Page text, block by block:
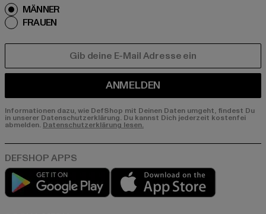
MÄNNER
FRAUEN
ANMELDEN
Informationen dazu, wie DefShop mit Deinen Daten umgeht, findest Du
in unserer Datenschutzerklärung. Du kannst Dich jederzeit kostenfei
abmelden. Datenschutzerklärung lesen.
Play market